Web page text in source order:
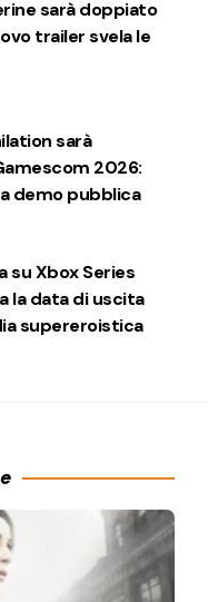
sarà doppiato
trailer svela le
sarà
2026:
demo pubblica
su Xbox Series
la data di uscita
supereroistica